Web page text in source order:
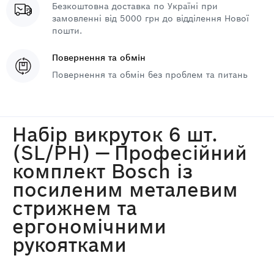
Безкоштовна доставка по Україні при
замовленні від 5000 грн до відділення Нової
пошти.
Повернення та обмін
Повернення та обмін без проблем та питань
Набір викруток 6 шт.
(SL/PH) — Професійний
комплект Bosch із
посиленим металевим
стрижнем та
ергономічними
рукоятками